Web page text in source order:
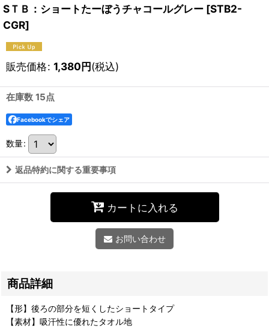
SＴＢ：ショートたーぼうチャコールグレー [STB2-
CGR]
販売価格: 1,380円(税込)
在庫数 15点
Facebookでシェア
数量:
返品特約に関する重要事項
カートに入れる
お問い合わせ
商品詳細
【形】後ろの部分を短くしたショートタイプ
【素材】吸汗性に優れたタオル地